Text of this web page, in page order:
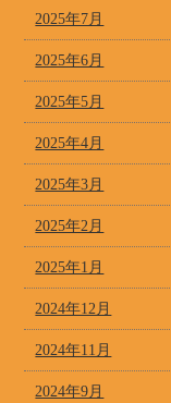
2025年7月
2025年6月
2025年5月
2025年4月
2025年3月
2025年2月
2025年1月
2024年12月
2024年11月
2024年9月